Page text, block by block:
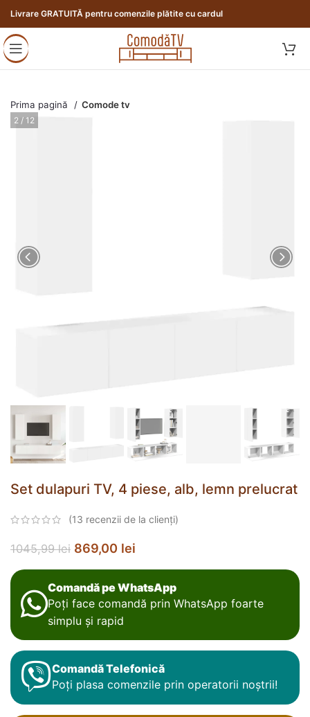
Livrare GRATUITĂ pentru comenzile plătite cu cardul
Prima pagină Comode tv
3 / 12
Set dulapuri TV, 4 piese, alb, lemn prelucrat
(13 recenzii de la clienți)
1045,99lei 869,00 lei
Comandă pe WhatsApp
Poți face comandă prin WhatsApp foarte
simplu și rapid
Comandă Telefonică
Poți plasa comenzile prin operatorii noștrii!